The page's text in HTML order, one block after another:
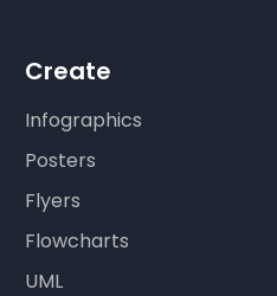
Create
Infographics
Posters
Flyers
Flowcharts
UML